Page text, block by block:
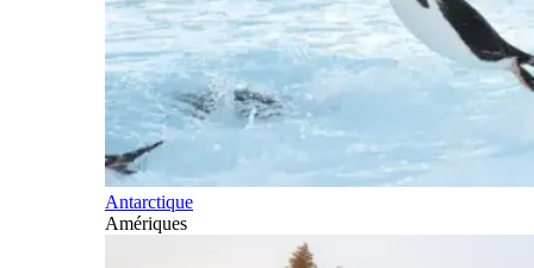
Antarctique
Amériques